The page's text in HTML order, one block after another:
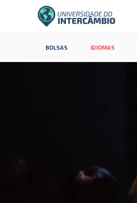
BOLSAS IDIOMAS